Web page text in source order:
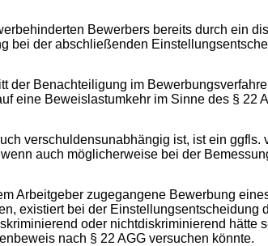
Bewerbers bereits durch ein
bei der abschließenden
der Benachteiligung im
eine Beweislastumkehr im Sinne des § 22
verschuldensunabhängig ist, ist ein
auch möglicherweise bei der
Arbeitgeber zugegangene Bewerbung
existiert bei der Einstellungsentscheidung
oder nichtdiskriminierend
nach § 22 AGG versuchen könnte.